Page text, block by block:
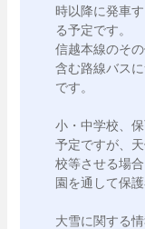
時以降に発車
る予定です。
信越本線のそ
含む路線バス
です。
小・中学校、
予定ですが、
校等させる場
園を通して保
大雪に関する